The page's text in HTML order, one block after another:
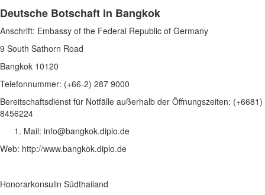
Deutsche Botschaft in Bangkok
Anschrift: Embassy of the Federal Republic of Germany
9 South Sathorn Road
Bangkok 10120
Telefonnummer: (+66-2) 287 9000
Bereitschaftsdienst für Notfälle außerhalb der Öffnungszeiten: (+6681)
8456224
Mail: info@bangkok.diplo.de
Web: http://www.bangkok.diplo.de
Honorarkonsulin Südthailand